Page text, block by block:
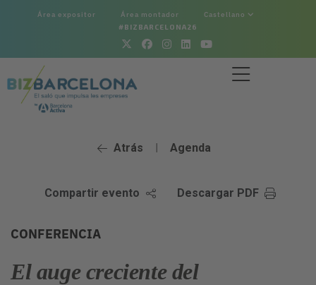
Área expositor Área montador Castellano
#BIZBARCELONA26
Atrás | Agenda
Compartir evento Descargar PDF
CONFERENCIA
El auge creciente del